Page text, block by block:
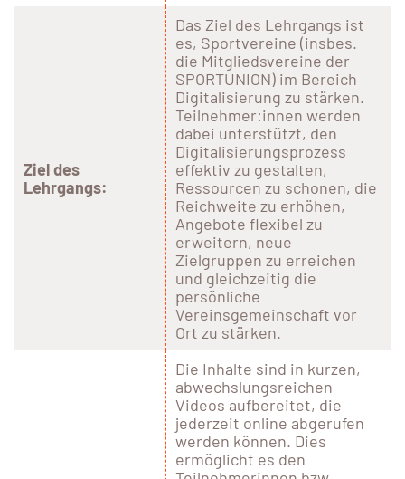
Ziel des
Lehrgangs:
Das Ziel des Lehrgangs ist
es, Sportvereine (insbes.
die Mitgliedsvereine der
SPORTUNION) im Bereich
Digitalisierung zu stärken.
Teilnehmer:innen werden
dabei unterstützt, den
Digitalisierungsprozess
effektiv zu gestalten,
Ressourcen zu schonen, die
Reichweite zu erhöhen,
Angebote flexibel zu
erweitern, neue
Zielgruppen zu erreichen
und gleichzeitig die
persönliche
Vereinsgemeinschaft vor
Ort zu stärken.
Die Inhalte sind in kurzen,
abwechslungsreichen
Videos aufbereitet, die
jederzeit online abgerufen
werden können. Dies
ermöglicht es den